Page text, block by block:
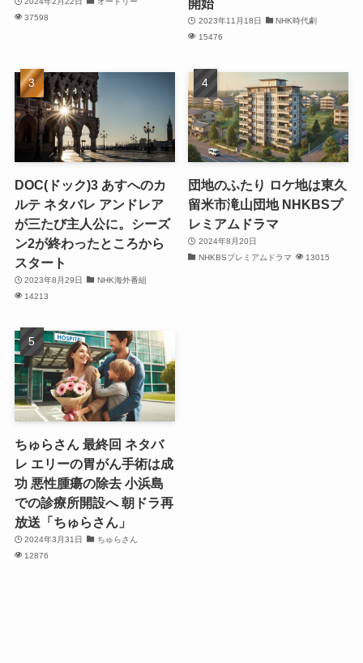
37598
開始
2023年11月18日
NHK時代劇
15476
DOC(ドック)3 あすへのカ
ルテ ネタバレ アンドレア
が三たび主人公に。シーズ
ン2が終わったところから
スタート
2023年8月29日
NHK海外番組
14213
団地のふたり ロケ地は東久
留米市滝山団地 NHKBSプ
レミアムドラマ
2024年8月20日
NHKBSプレミアムドラマ
13015
ちゅらさん 最終回 ネタバ
レ エリーの胃がん手術は成
功 悪性腫瘍の除去 小浜島
での診療所開設へ 朝ドラ再
放送「ちゅらさん」
2024年3月31日
ちゅらさん
12876